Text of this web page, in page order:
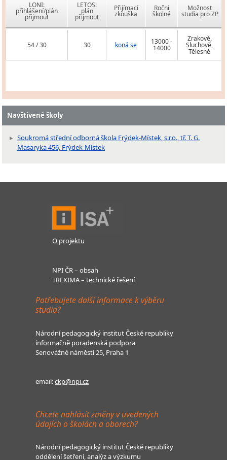
LONI:
přihlášení/plán
přijmout
LETOS:
plán
přijmout
Přijímací
zkouška
Roční
školné
Možnost
studia pro ZP
54 / 30 30 koná se 13000 -
14000
Zrakově,
Sluchově,
Tělesně
Navštívené školy
Soukromá střední odborná škola Frýdek-Místek, s.r.o., tř. T. G.
Masaryka 456, Frýdek-Místek
O projektu
NPI ČR – obsah
TREXIMA – technické řešení
Potřebujete další informace k výběru
studia?
Národní pedagogický institut České republiky
informačně poradenská podpora
Senovážné náměstí 25, Praha 1
email:ckp@npi.cz
Chcete nahlásit změny v uvedených
údajích o školách a oborech?
Národní pedagogický institut České republiky
oddělení šetření, analýz a výzkumu